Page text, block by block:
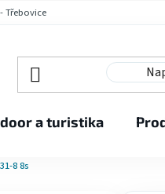
Třebovice
a turistika
8 8s